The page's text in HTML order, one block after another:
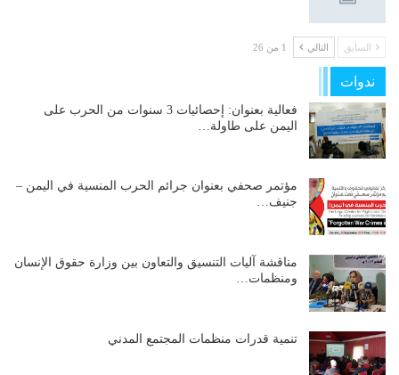
السابق التالي 1 من 26
ندوات
فعالية بعنوان: إحصائيات 3 سنوات من الحرب على
اليمن على طاولة…
مؤتمر صحفي بعنوان جرائم الحرب المنسية في اليمن –
جنيف…
مناقشة آليات التنسيق والتعاون بين وزارة حقوق الإنسان
ومنظمات…
تنمية قدرات منظمات المجتمع المدني